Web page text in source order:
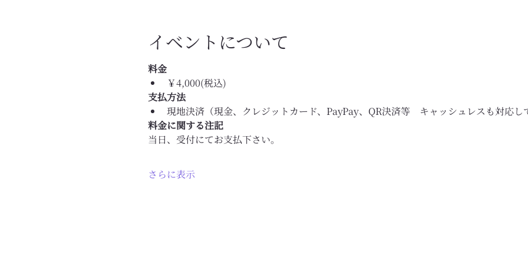
イベントについて
料金
￥4,000(税込)
支払方法
現地決済（現金、クレジットカード、PayPay、QR決済等　キャッシュレスも対応し
料金に関する注記
当日、受付にてお支払下さい。
さらに表示